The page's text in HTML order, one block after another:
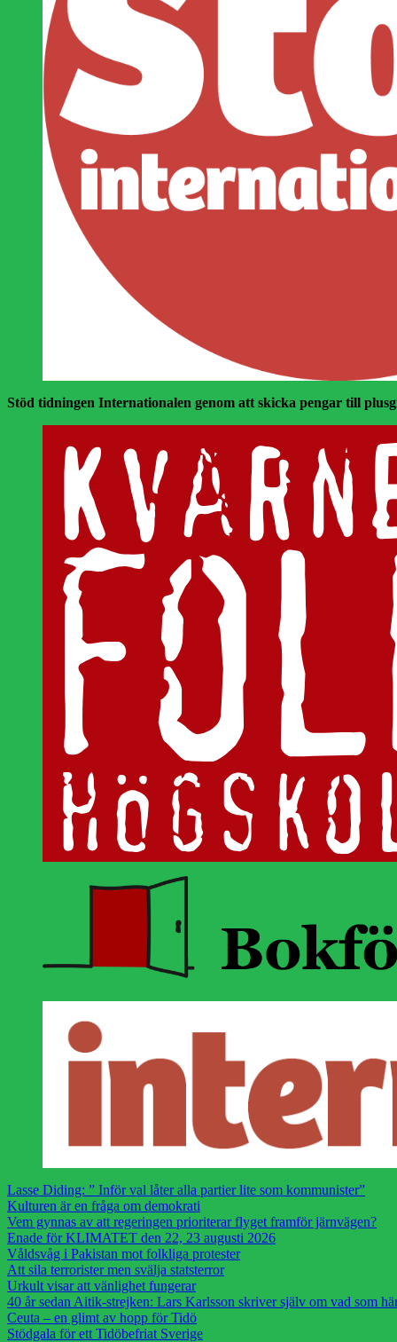
Stöd tidningen Internationalen genom att skicka pengar till
Lasse Diding: ” Inför val låter alla partier lite som kommunister”
Kulturen är en fråga om demokrati
Vem gynnas av att regeringen prioriterar flyget framför järnvägen?
Enade för KLIMATET den 22, 23 augusti 2026
Våldsvåg i Pakistan mot folkliga protester
Att sila terrorister men svälja statsterror
Urkult visar att vänlighet fungerar
40 år sedan Aitik-strejken: Lars Karlsson skriver själv om vad som
Ceuta – en glimt av hopp för Tidö
Stödgala för ett Tidöbefriat Sverige